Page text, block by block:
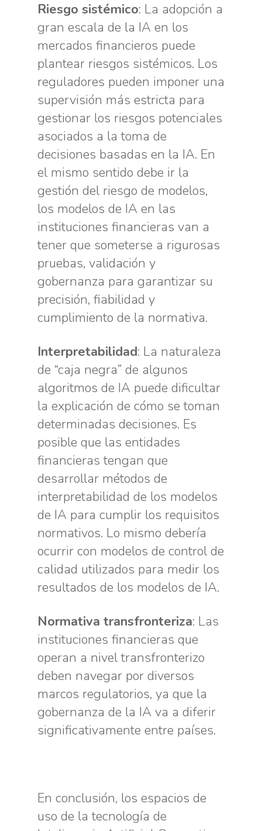
Riesgo sistémico: La adopción a
gran escala de la IA en los
mercados financieros puede
plantear riesgos sistémicos. Los
reguladores pueden imponer una
supervisión más estricta para
gestionar los riesgos potenciales
asociados a la toma de
decisiones basadas en la IA. En
el mismo sentido debe ir la
gestión del riesgo de modelos,
los modelos de IA en las
instituciones financieras van a
tener que someterse a rigurosas
pruebas, validación y
gobernanza para garantizar su
precisión, fiabilidad y
cumplimiento de la normativa.
Interpretabilidad: La naturaleza
de “caja negra” de algunos
algoritmos de IA puede dificultar
la explicación de cómo se toman
determinadas decisiones. Es
posible que las entidades
financieras tengan que
desarrollar métodos de
interpretabilidad de los modelos
de IA para cumplir los requisitos
normativos. Lo mismo debería
ocurrir con modelos de control de
calidad utilizados para medir los
resultados de los modelos de IA.
Normativa transfronteriza: Las
instituciones financieras que
operan a nivel transfronterizo
deben navegar por diversos
marcos regulatorios, ya que la
gobernanza de la IA va a diferir
significativamente entre países.
En conclusión, los espacios de
uso de la tecnología de